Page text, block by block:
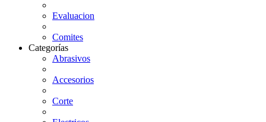
Evaluacion
Comites
Categorías
Abrasivos
Accesorios
Corte